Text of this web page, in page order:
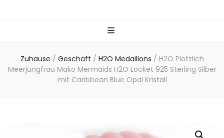
Zuhause / Geschäft / H2O Medaillons / H2O Plötzlich
Meerjungfrau Mako Mermaids H2O Locket 925 Sterling Silber
mit Caribbean Blue Opal Kristall